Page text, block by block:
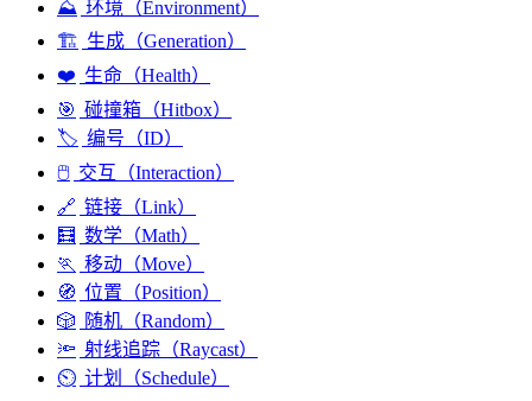
⛰️ 环境（Environment）
🏗️ 生成（Generation）
❤️ 生命（Health）
🎯 碰撞箱（Hitbox）
🏷️ 编号（ID）
🖱️ 交互（Interaction）
🔗 链接（Link）
🧮 数学（Math）
🏃 移动（Move）
🧭 位置（Position）
🎲 随机（Random）
🔦 射线追踪（Raycast）
⏲️ 计划（Schedule）